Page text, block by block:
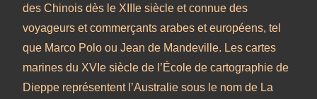
des Chinois dès le XIIIe siècle et connue des
voyageurs et commerçants arabes et européens, tel
que Marco Polo ou Jean de Mandeville. Les cartes
marines du XVIe siècle de l’École de cartographie de
Dieppe représentent l’Australie sous le nom de La